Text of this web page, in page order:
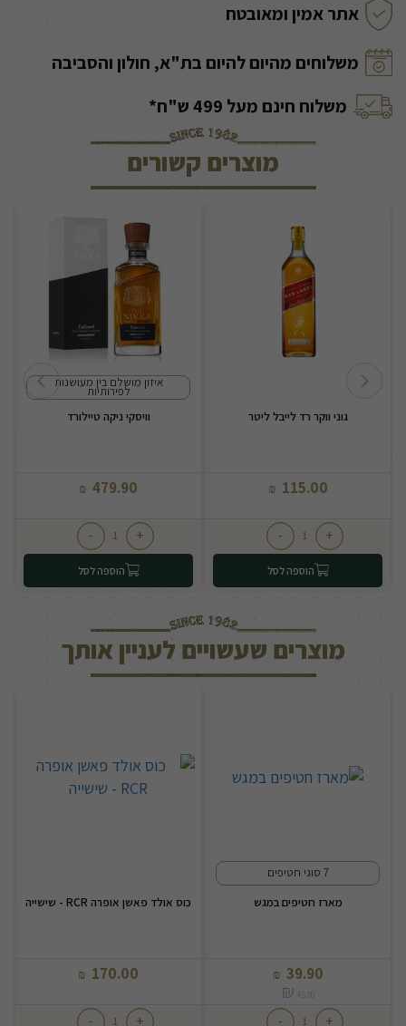
אתר אמין ומאובטח
משלוחים מהיום להיום בת"א, חולון והסביבה
משלוח חינם מעל 499 ש"ח*
מוצרים קשורים
גוני ווקר רד לייבל ליטר
115.00
₪
+
-
הוספה לסל
איזון מושלם בין מעושנות
לפירותיות
וויסקי ניקה טיילורד
479.90
₪
+
-
הוספה לסל
מוצרים שעשויים לעניין אותך
7 סוגי חטיפים
מארז חטיפים במגש
39.90
₪
45.00
₪
+
-
כוס אולד פאשן אופרה RCR - שישייה
170.00
₪
+
-